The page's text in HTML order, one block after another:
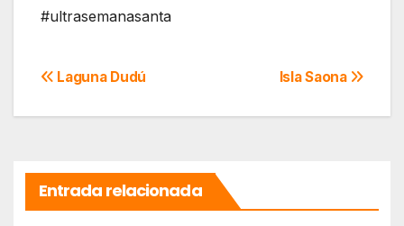
#ultrasemanasanta
Navegación
de
Isla Saona
Laguna Dudú
Entrada relacionada